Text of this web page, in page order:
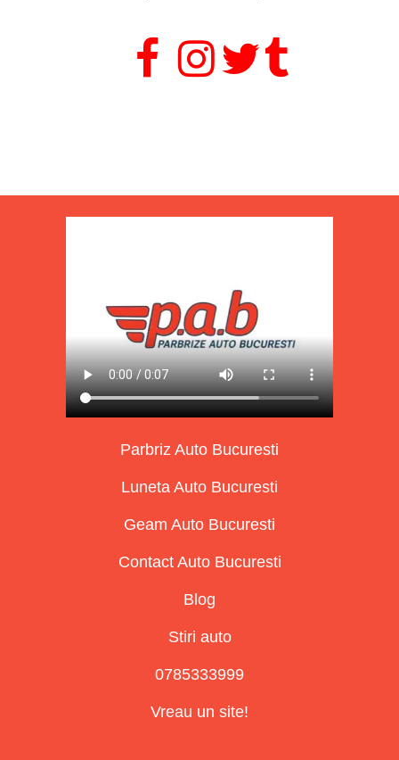

Parbriz Auto Bucuresti
Luneta Auto Bucuresti
Geam Auto Bucuresti
Contact Auto Bucuresti
Blog
Stiri auto
0785333999
Vreau un site!